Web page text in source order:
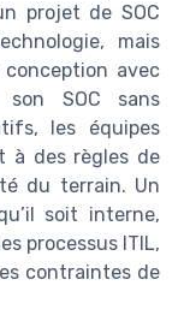
projet de SOC
mais
conception avec
son SOC sans
les équipes
à des règles de
du terrain. Un
soit interne,
processus ITIL,
contraintes de